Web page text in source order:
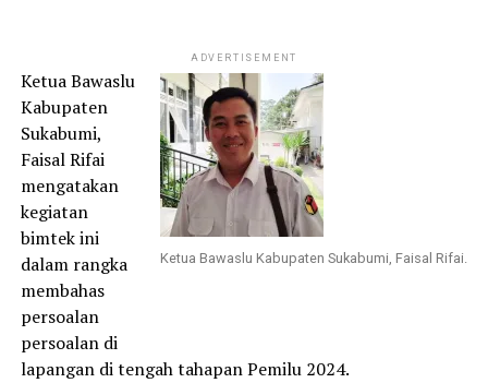
ADVERTISEMENT
Ketua Bawaslu Kabupaten Sukabumi, Faisal Rifai.
Ketua Bawaslu
Kabupaten
Sukabumi,
Faisal Rifai
mengatakan
kegiatan
bimtek ini
dalam rangka
membahas
persoalan
persoalan di
lapangan di tengah tahapan Pemilu 2024.